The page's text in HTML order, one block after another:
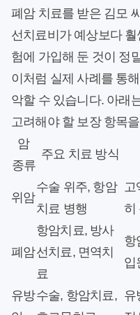
폐암 치료를 받은 김모
선치료비가 예상보다
험에 가입해 둔 것이 정
이처럼 실제 사례를 통
악할 수 있습니다. 아래
고려해야 할 보장 항목
암
종류
주요 치료 방식
위암
수술 위주, 항암
치료 병행
고
히
폐암
항암치료, 방사
선치료, 면역치
료
항
입
유방수술, 항암치료, 유